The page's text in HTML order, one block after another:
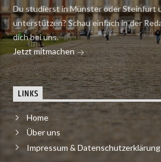
Du studierst in Münster oder Steinfurt
unterstützen? Schau einfach in der
dich bei uns.
Jetzt mitmachen
LINKS
Home
Über uns
Impressum & Datenschutzerklärung